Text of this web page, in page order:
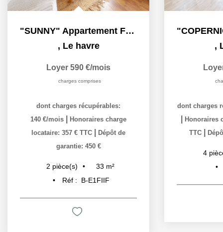
"SUNNY" Appartement F2 à louer en exclusivité à Le Havre...
, Le havre
Loyer 590 €/mois
charges comprises
dont charges récupérables:
140 €/mois
Honoraires charge
locataire: 357 € TTC
Dépôt de
garantie: 450 €
2 pièce(s) 33 m²
Réf :
B-E1FIIF
,
dont charges
Honoraires
TTC
4